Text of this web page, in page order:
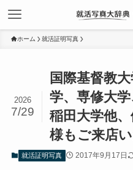
ホーム 就活証明写真
国際基督教
学、専修大
稲田大学他
様もご来店
2026
7/29
就活証明写真 2017年9月17日